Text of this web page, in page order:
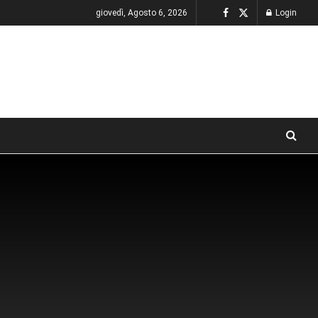
giovedì, Agosto 6, 2026 Login